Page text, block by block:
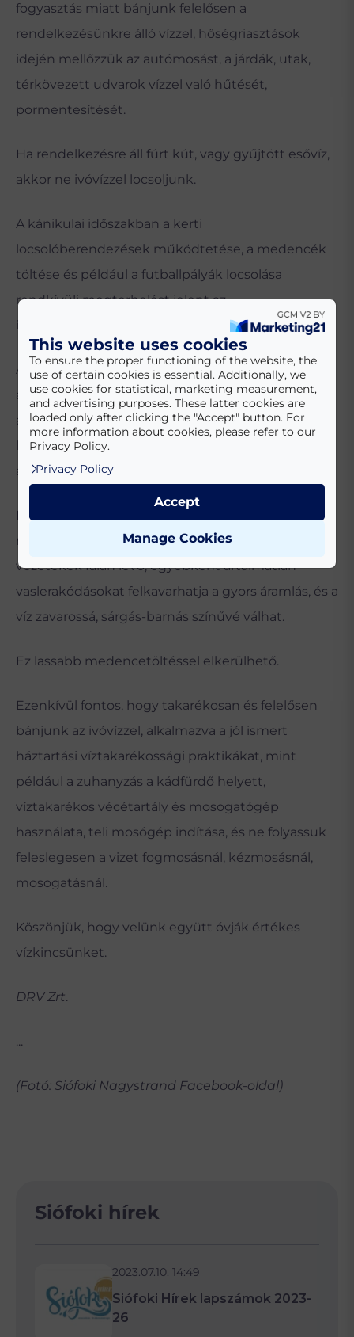
fogyasztás miatt bánjunk felelősen a
rendelkezésünkre álló vízzel, hőségriasztások
idején mellőzzük az autómosást, a járdák, utak,
térkövezett udvarok vízzel való hűtését,
pormentesítését.
Ha rendelkezésre áll fúrt kút, vagy gyűjtött esővíz,
akkor ne ivóvízzel locsoljunk.
A kánikulai időszakban a kerti
locsolóberendezések működtetése, a medencék
töltése és például a futballpályák locsolása
rendkívüli megterhelést jelent az
ivóvízhálózatoknak.
A locsolórendszereket programozzuk úgy, hogy ne
az esti vagy reggeli csúcsidőszakban működjenek,
a nagy területek locsolását, a medencék töltését
lehetőleg mellőzzük a hőségriasztások idején, és
azokon kívül se a napi csúcsidőszakban végezzük.
Ez utóbbinál az is fontos, hogy ne hirtelen, nagy
nyomással engedjük meg a vizet, mert a
vezetékek falán lévő, egyébként ártalmatlan
vaslerakódásokat felkavarhatja a gyors áramlás, és a
víz zavarossá, sárgás-barnás színűvé válhat.
Ez lassabb medencetöltéssel elkerülhető.
Ezenkívül fontos, hogy takarékosan és felelősen
bánjunk az ivóvízzel, alkalmazva a jól ismert
háztartási víztakarékossági praktikákat, mint
például a zuhanyzás a kádfürdő helyett,
víztakarékos vécétartály és mosogatógép
használata, teli mosógép indítása, és ne folyassuk
feleslegesen a vizet fogmosásnál, kézmosásnál,
mosogatásnál.
Köszönjük, hogy velünk együtt óvják értékes
vízkincsünket.
DRV Zrt.
...
(Fotó: Siófoki Nagystrand Facebook-oldal)
Siófoki hírek
2023.07.10. 14:49
Siófoki Hírek lapszámok 2023-
26
This website uses cookies
To ensure the proper functioning of the website, the
use of certain cookies is essential. Additionally, we
use cookies for statistical, marketing measurement,
and advertising purposes. These latter cookies are
loaded only after clicking the "Accept" button. For
more information about cookies, please refer to our
Privacy Policy.
Privacy Policy
Manage Cookies
Accept